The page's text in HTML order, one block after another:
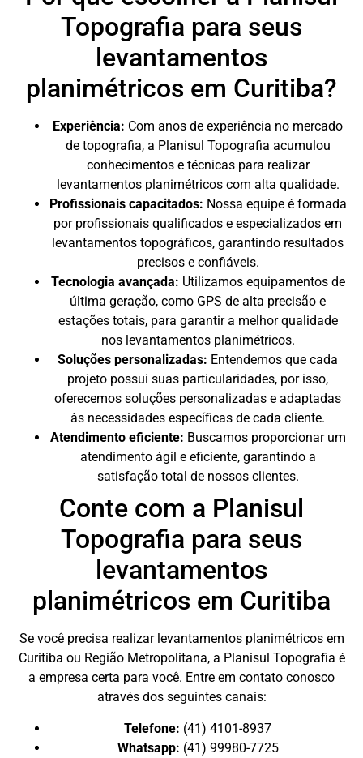
Topografia para seus
levantamentos
planimétricos em Curitiba?
Experiência: Com anos de experiência no mercado
de topografia, a Planisul Topografia acumulou
conhecimentos e técnicas para realizar
levantamentos planimétricos com alta qualidade.
Profissionais capacitados: Nossa equipe é formada
por profissionais qualificados e especializados em
levantamentos topográficos, garantindo resultados
precisos e confiáveis.
Tecnologia avançada: Utilizamos equipamentos de
última geração, como GPS de alta precisão e
estações totais, para garantir a melhor qualidade
nos levantamentos planimétricos.
Soluções personalizadas: Entendemos que cada
projeto possui suas particularidades, por isso,
oferecemos soluções personalizadas e adaptadas
às necessidades específicas de cada cliente.
Atendimento eficiente: Buscamos proporcionar um
atendimento ágil e eficiente, garantindo a
satisfação total de nossos clientes.
Conte com a Planisul
Topografia para seus
levantamentos
planimétricos em Curitiba
Se você precisa realizar levantamentos planimétricos em
Curitiba ou Região Metropolitana, a Planisul Topografia é
a empresa certa para você. Entre em contato conosco
através dos seguintes canais:
Telefone: (41) 4101-8937
Whatsapp: (41) 99980-7725